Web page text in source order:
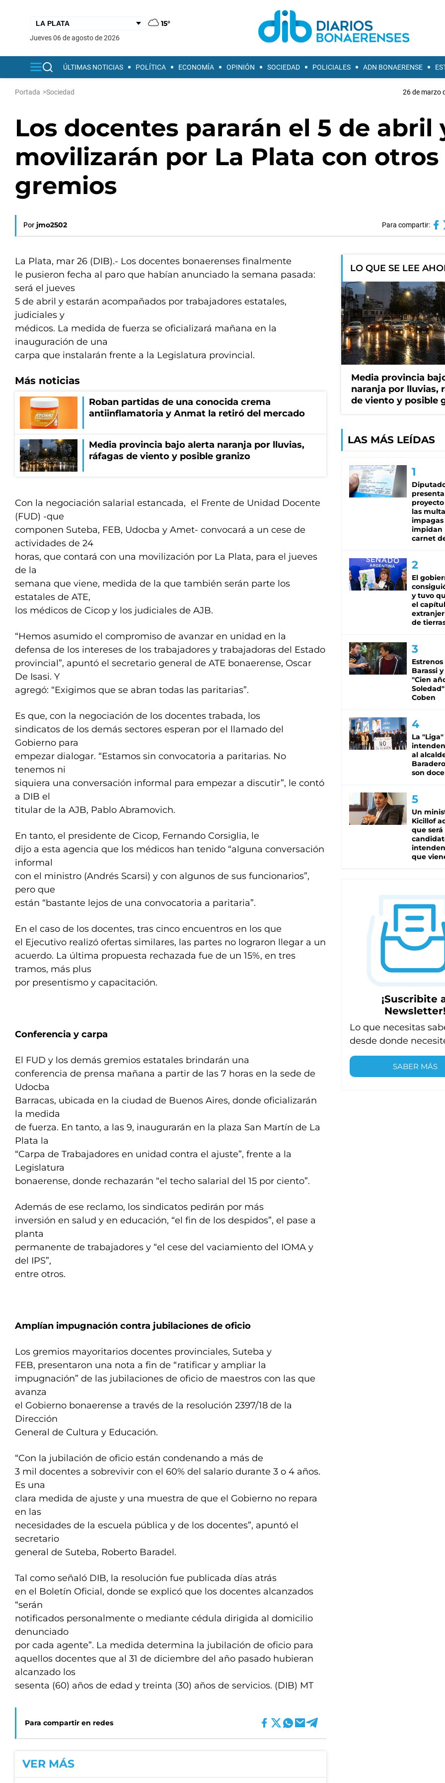
15°
jueves 06 de agosto de 2026
ÚLTIMAS NOTICIAS POLÍTICA ECONOMÍA OPINIÓN SOCIEDAD POLICIALES ADN BONAERENSE
Portada >Sociedad 26 de marzo
Los docentes pararán el 5 de abril
movilizarán por La Plata con otros
gremios
Por jmo2502 Para compartir:
La Plata, mar 26 (DIB).- Los docentes bonaerenses finalmente
le pusieron fecha al paro que habían anunciado la semana pasada:
será el jueves
5 de abril y estarán acompañados por trabajadores estatales,
judiciales y
médicos. La medida de fuerza se oficializará mañana en la
inauguración de una
carpa que instalarán frente a la Legislatura provincial.
Más noticias
Roban partidas de una conocida crema
antiinflamatoria y Anmat la retiró del mercado
Media provincia bajo alerta naranja por lluvias,
ráfagas de viento y posible granizo
Con la negociación salarial estancada, el Frente de Unidad Docente
(FUD) -que
componen Suteba, FEB, Udocba y Amet- convocará a un cese de
actividades de 24
horas, que contará con una movilización por La Plata, para el jueves
de la
semana que viene, medida de la que también serán parte los
estatales de ATE,
los médicos de Cicop y los judiciales de AJB.
“Hemos asumido el compromiso de avanzar en unidad en la
defensa de los intereses de los trabajadores y trabajadoras del Estado
provincial”, apuntó el secretario general de ATE bonaerense, Oscar
De Isasi. Y
agregó: “Exigimos que se abran todas las paritarias”.
Es que, con la negociación de los docentes trabada, los
sindicatos de los demás sectores esperan por el llamado del
Gobierno para
empezar dialogar. “Estamos sin convocatoria a paritarias. No
tenemos ni
siquiera una conversación informal para empezar a discutir”, le contó
a DIB el
titular de la AJB, Pablo Abramovich.
En tanto, el presidente de Cicop, Fernando Corsiglia, le
dijo a esta agencia que los médicos han tenido “alguna conversación
informal
con el ministro (Andrés Scarsi) y con algunos de sus funcionarios”,
pero que
están “bastante lejos de una convocatoria a paritaria”.
En el caso de los docentes, tras cinco encuentros en los que
el Ejecutivo realizó ofertas similares, las partes no lograron llegar a un
acuerdo. La última propuesta rechazada fue de un 15%, en tres
tramos, más plus
por presentismo y capacitación.
Conferencia y carpa
El FUD y los demás gremios estatales brindarán una
conferencia de prensa mañana a partir de las 7 horas en la sede de
Udocba
Barracas, ubicada en la ciudad de Buenos Aires, donde oficializarán
la medida
de fuerza. En tanto, a las 9, inaugurarán en la plaza San Martín de La
Plata la
“Carpa de Trabajadores en unidad contra el ajuste”, frente a la
Legislatura
bonaerense, donde rechazarán “el techo salarial del 15 por ciento”.
Además de ese reclamo, los sindicatos pedirán por más
inversión en salud y en educación, “el fin de los despidos”, el pase a
planta
permanente de trabajadores y “el cese del vaciamiento del IOMA y
del IPS”,
entre otros.
Amplían impugnación contra jubilaciones de oficio
Los gremios mayoritarios docentes provinciales, Suteba y
FEB, presentaron una nota a fin de “ratificar y ampliar la
impugnación” de las jubilaciones de oficio de maestros con las que
avanza
el Gobierno bonaerense a través de la resolución 2397/18 de la
Dirección
General de Cultura y Educación.
“Con la jubilación de oficio están condenando a más de
3 mil docentes a sobrevivir con el 60% del salario durante 3 o 4 años.
Es una
clara medida de ajuste y una muestra de que el Gobierno no repara
en las
necesidades de la escuela pública y de los docentes”, apuntó el
secretario
general de Suteba, Roberto Baradel.
Tal como señaló DIB, la resolución fue publicada días atrás
en el Boletín Oficial, donde se explicó que los docentes alcanzados
“serán
notificados personalmente o mediante cédula dirigida al domicilio
denunciado
por cada agente”. La medida determina la jubilación de oficio para
aquellos docentes que al 31 de diciembre del año pasado hubieran
alcanzado los
sesenta (60) años de edad y treinta (30) años de servicios. (DIB) MT
Para compartir en redes
VER MÁS
LO QUE SE LEE
Media provincia
naranja por lluvias,
de viento y posible
LAS MÁS LEÍDAS
las
impagas
impidan
carnet
El
y tuvo
el
de
Estrenos
Barassi
"Cien
Coben
La
al
son doce
Un
Kicillof
que será
que
¡Suscribite
Newsletter!
Lo que necesitas
desde donde
SABER MÁS